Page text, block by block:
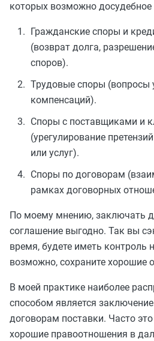
которых возможно
Гражданские споры и
(возврат долга,
споров).
Трудовые споры (вопросы
компенсаций).
Споры с поставщиками и
(урегулирование
или услуг).
Споры по договорам
рамках договорных
По моему мнению, заключать
соглашение выгодно. Так вы
время, будете иметь контроль
возможно, сохраните хорошие
В моей практике наиболее
способом является
договорам поставки. Часто
хорошие правоотношения в